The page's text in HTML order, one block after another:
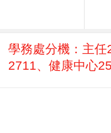
學務處分機：主
2711、健康中心